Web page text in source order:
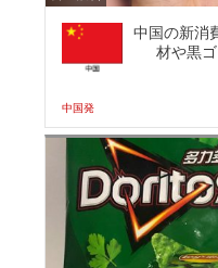
中国の新消
材や黒
中国発